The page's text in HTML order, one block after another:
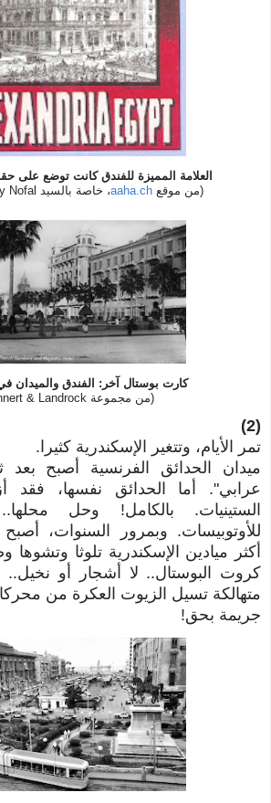
العلامة المميزة للفندق كانت توضع على
(من موقع aaha.ch، خاصة بالسيد Mohamed Aly Nofal
كارت بوستال آخر: الفندق والميدان في
(من مجموعة Lehnert & Landrock)
(2)
تمر الأيام، وتتغير الإسكندرية كثيرا.
عرابي". أما الحدائق نفسها، فقد
الستينيات. بالكامل! وحل
للأوتوبيسات. وبمرور السنوات،
أكثر ميادين الإسكندرية تلوثا
كروت البوستال.. لا أشجار أو
متهالكة تسيل الزيوت العكرة من
جريمة بحق!